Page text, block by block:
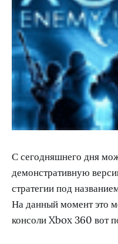
С сегодняшнего дня
демонстративную
стратегии под
На данный момент это
консоли Xbox 360 вот